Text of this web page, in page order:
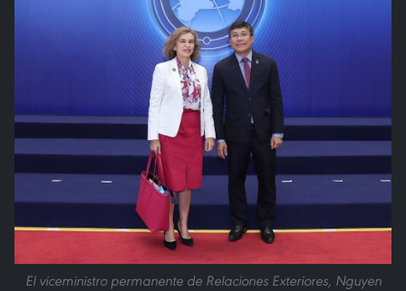
El viceministro permanente de Relaciones Exteriores, Nguyen